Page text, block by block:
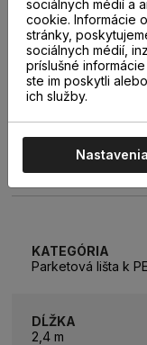
KATEGÓRIA
Parketová lišta k
DĹŽKA
2,4 m
sociálnych médií a
cookie. Informácie
stránky,
sociálnych médií,
príslušné
ste im poskytli
ich služby.
Nastavenia